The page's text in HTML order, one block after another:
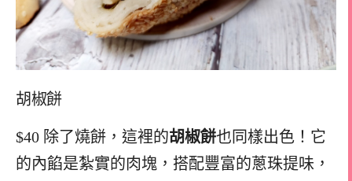
胡椒餅
$40 除了燒餅，這裡的胡椒餅也同樣出色！它
的內餡是紮實的肉塊，搭配豐富的蔥珠提味，